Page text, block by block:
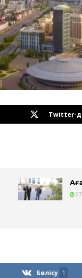
Twitter-
Бөлісу 1